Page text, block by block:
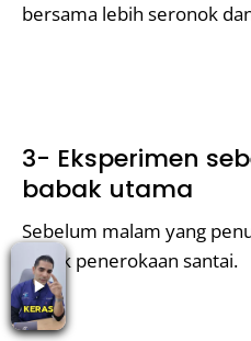
bersama lebih seronok
3- Eksperimen
babak utama
Sebelum malam yang
untuk penerokaan santai.